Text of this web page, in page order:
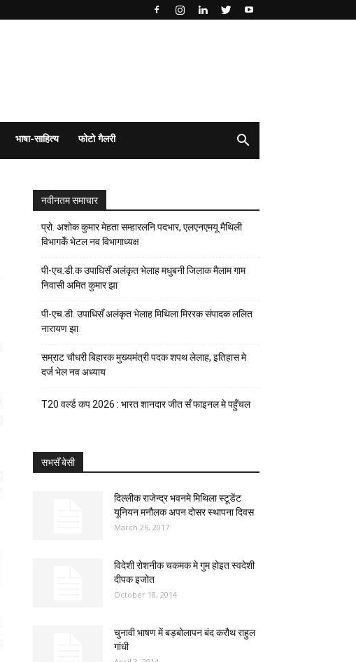
भाषा-साहित्य फोटो गैलरी
नवीनतम समाचार
प्रो. अशोक कुमार मेहता सम्हारलनि पदभार, एलएनएमयू मैथिली
विभागकेँ भेटल नव विभागाध्यक्ष
पी-एच.डी.क उपाधिसँ अलंकृत भेलाह मधुबनी जिलाक मैलाम गाम
निवासी अमित कुमार झा
पी-एच.डी. उपाधिसँ अलंकृत भेलाह मिथिला मिररक संपादक ललित
नारायण झा
सम्राट चौधरी बिहारक मुख्यमंत्री पदक शपथ लेलाह, इतिहास मे
दर्ज भेल नव अध्याय
T20 वर्ल्ड कप 2026 : भारत शानदार जीत सँ फाइनल मे पहुँचल
सभसँ बेसी
दिल्लीक राजेन्द्र भवनमे मिथिला स्टूडेंट
यूनियन मनौलक अपन दोसर स्थापना दिवस
March 26, 2017
विदेशी रोशनीक चकमक मे गुम होइत स्वदेशी
दीपक इजोत
October 18, 2014
चुनावी भाषण में बड़बोलापन बंद करौथ राहुल
गांधी